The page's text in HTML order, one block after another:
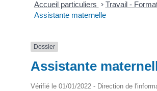
Accueil particuliers > Travail -
Assistante maternelle
Dossier
Assistante
Vérifié le 01/01/2022 - Direction de